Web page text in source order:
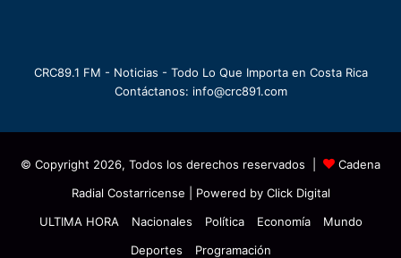
CRC89.1 FM - Noticias - Todo Lo Que Importa en Costa Rica
Contáctanos: info@crc891.com
© Copyright 2026, Todos los derechos reservados |
Cadena
Radial Costarricense | Powered by Click Digital
ULTIMA HORA
Nacionales Política Economía
Mundo
Deportes
Programación